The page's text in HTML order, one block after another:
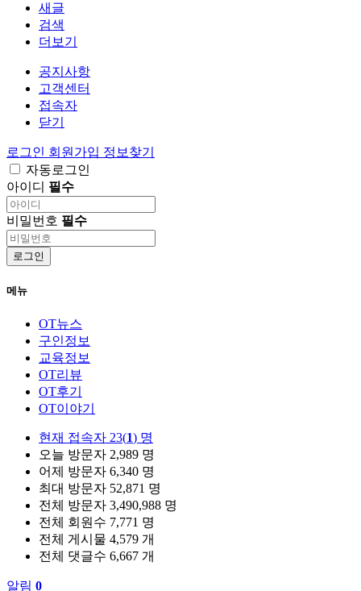
새글
검색
더보기
공지사항
고객센터
접속자
닫기
로그인 회원가입 정보찾기
자동로그인
아이디 필수
비밀번호 필수
로그인
메뉴
OT뉴스
구인정보
교육정보
OT리뷰
OT후기
OT이야기
현재 접속자 23(1) 명
오늘 방문자 2,989 명
어제 방문자 6,340 명
최대 방문자 52,871 명
전체 방문자 3,490,988 명
전체 회원수 7,771 명
전체 게시물 4,579 개
전체 댓글수 6,667 개
알림 0